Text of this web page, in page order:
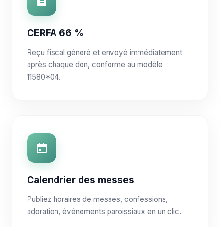
CERFA 66 %
Reçu fiscal généré et envoyé immédiatement
après chaque don, conforme au modèle
11580*04.
Calendrier des messes
Publiez horaires de messes, confessions,
adoration, événements paroissiaux en un clic.